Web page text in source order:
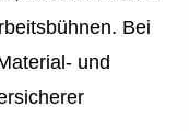
Bei
und